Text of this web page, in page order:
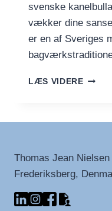
svenske
vækker dine
er en af ​​Sveriges
LÆS VIDERE
Thomas Jean Nielsen
Frederiksberg,